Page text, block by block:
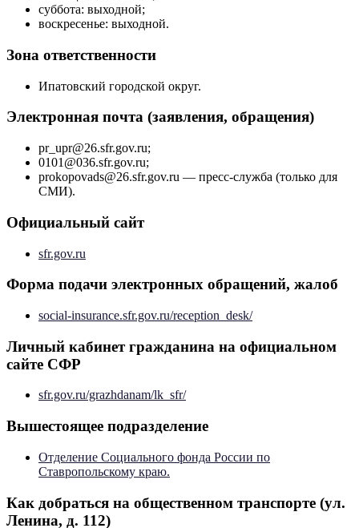
суббота: выходной;
воскресенье: выходной.
Зона ответственности
Ипатовский городской округ.
Электронная почта (заявления, обращения)
pr_upr@26.sfr.gov.ru;
0101@036.sfr.gov.ru;
prokopovads@26.sfr.gov.ru — пресс-служба (только для
СМИ).
Официальный сайт
sfr.gov.ru
Форма подачи электронных обращений, жалоб
social-insurance.sfr.gov.ru/reception_desk/
Личный кабинет гражданина на официальном
сайте СФР
sfr.gov.ru/grazhdanam/lk_sfr/
Вышестоящее подразделение
Отделение Социального фонда России по
Ставропольскому краю.
Как добраться на общественном транспорте (ул.
Ленина, д. 112)